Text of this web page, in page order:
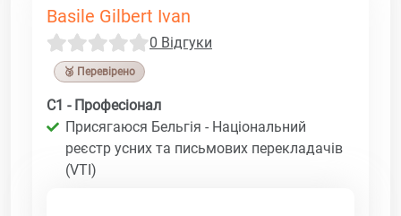
Basile Gilbert Ivan
0 Відгуки
🥉 Перевірено
C1 - Професіонал
Присягаюся Бельгія - Національний
реєстр усних та письмових перекладачів
(VTI)